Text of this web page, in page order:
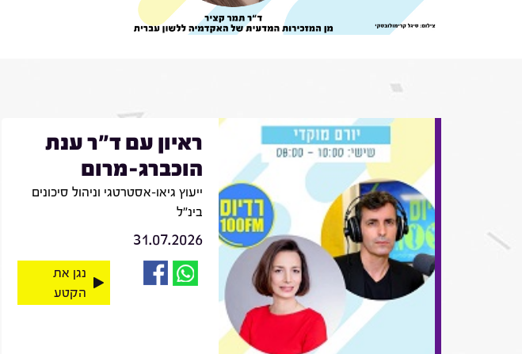
ראיון עם ד"ר ענת
הוכברג-מרום
ייעוץ גיאו-אסטרטגי וניהול סיכונים
בינ"ל
31.07.2026
נגן את
הקטע